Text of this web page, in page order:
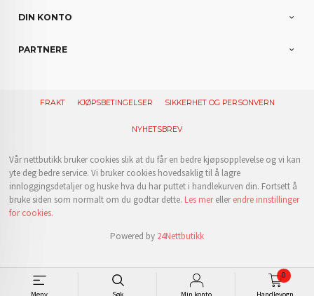
0
DIN KONTO
PARTNERE
FRAKT KJØPSBETINGELSER SIKKERHET OG PERSONVERN
NYHETSBREV
Vår nettbutikk bruker cookies slik at du får en bedre kjøpsopplevelse og vi kan
yte deg bedre service. Vi bruker cookies hovedsaklig til å lagre
innloggingsdetaljer og huske hva du har puttet i handlekurven din. Fortsett å
bruke siden som normalt om du godtar dette. Les merellerendre innstillinger
for cookies.
Powered by 24Nettbutikk